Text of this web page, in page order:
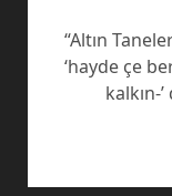
“Altın
‘hayde çe
kalkın-